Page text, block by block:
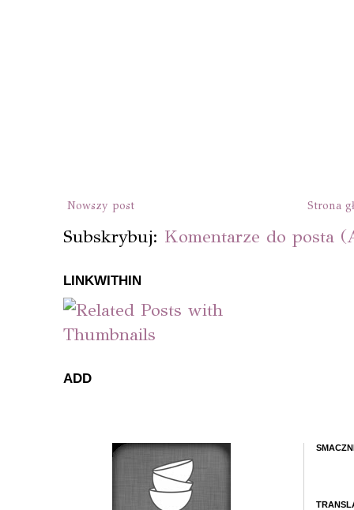
Nowszy post Strona
Subskrybuj: Komentarze do posta
LINKWITHIN
ADD